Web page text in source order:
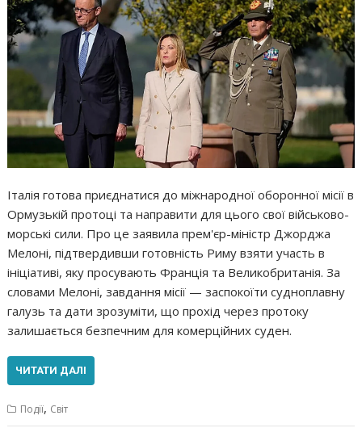
Італія готова приєднатися до міжнародної оборонної місії в
Ормузькій протоці та направити для цього свої військово-
морські сили. Про це заявила прем'єр-міністр Джорджа
Мелоні, підтвердивши готовність Риму взяти участь в
ініціативі, яку просувають Франція та Великобританія. За
словами Мелоні, завдання місії — заспокоїти судноплавну
галузь та дати зрозуміти, що прохід через протоку
залишається безпечним для комерційних суден.
ЧИТАТИ ДАЛІ
Події, Світ